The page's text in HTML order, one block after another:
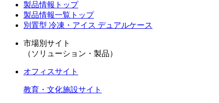
製品情報トップ
製品情報一覧トップ
別置型 冷凍・アイス デュアルケース
市場別サイト
（ソリューション・製品）
オフィスサイト
教育・文化施設サイト